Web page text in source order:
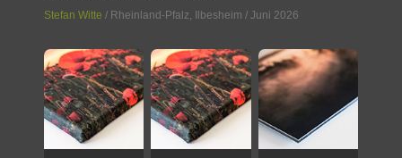
Stefan Witte / Rheinland-Pfalz, Ilbesheim / Juni 2026